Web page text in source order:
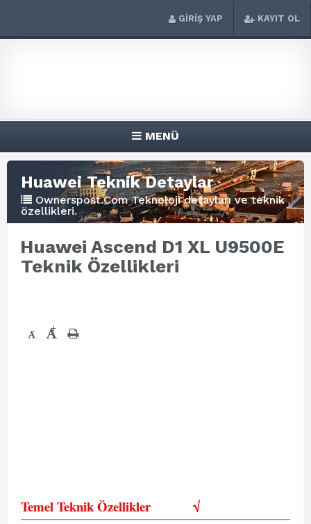
GİRİŞ YAP KAYIT OL
MENÜ
Huawei Teknik Detaylar
Ownerspost.Com Teknoloji detayları ve teknik
özellikleri.
Huawei Ascend D1 XL U9500E
Teknik Özellikleri
- +
Temel Teknik Özellikler√